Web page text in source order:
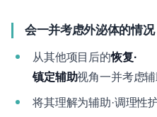
会一并考虑外泌体的情况
从其他项目后的恢复·
镇定辅助视角一并考虑
将其理解为辅助·调理性